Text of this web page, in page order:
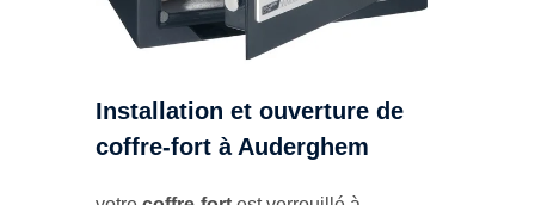
Installation et ouverture de
coffre-fort à Auderghem